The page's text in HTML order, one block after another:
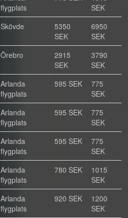
flygplats
SEK
Skövde
5350
SEK
6950
SEK
Örebro
2915
SEK
3790
SEK
Arlanda
flygplats
595 SEK
775
SEK
Arlanda
flygplats
595 SEK
775
SEK
Arlanda
flygplats
595 SEK
775
SEK
Arlanda
flygplats
780 SEK
1015
SEK
Arlanda
flygplats
920 SEK
1200
SEK